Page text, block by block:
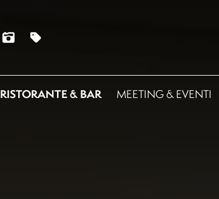
RISTORANTE & BAR MEETING & EVENTI